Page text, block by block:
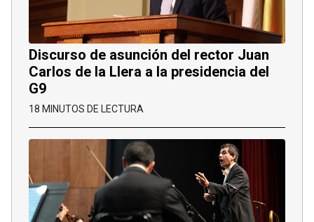
Discurso de asunción del rector Juan
Carlos de la Llera a la presidencia del
G9
18 MINUTOS DE LECTURA